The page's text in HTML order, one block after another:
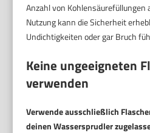
Anzahl von Kohlensäurefüllungen
Nutzung kann die Sicherheit
Undichtigkeiten oder gar Bruch
Keine ungeeigneten
verwenden
Verwende ausschließlich
deinen Wassersprudler